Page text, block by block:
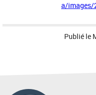
a/images/
Publié le